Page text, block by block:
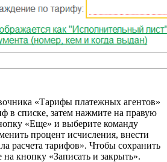
«Тарифы платежных агентов»
в списке, затем нажмите на правую
«Еще» и выберите команду
процент исчисления, внести
расчета тарифов». Чтобы сохранить
кнопку «Записать и закрыть».